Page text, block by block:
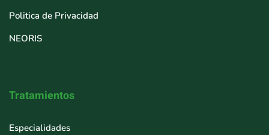
Politica de Privacidad
NEORIS
Tratamientos
Especialidades